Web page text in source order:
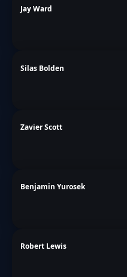
Jay Ward
Silas Bolden
Zavier Scott
Benjamin Yurosek
Robert Lewis